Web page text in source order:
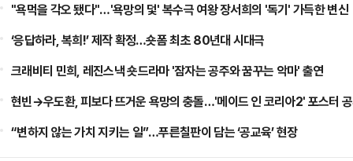
"욕먹을 각오 됐다"…'욕망의 덫' 복수극 여왕 장서희의 '독기' 가득한 변신
‘응답하라, 복희!’ 제작 확정…숏폼 최초 80년대 시대극
크래비티 민희, 레진스낵 숏드라마 '잠자는 공주와 꿈꾸는 악마' 출연
현빈→우도환, 피보다 뜨거운 욕망의 충돌…'메이드 인 코리아2' 포스터
“변하지 않는 가치 지키는 일”…푸른칠판이 담는 ‘공교육’ 현장